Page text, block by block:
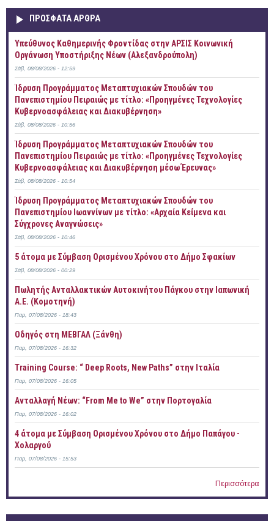
ΠΡOΣΦΑΤΑ AΡΘΡΑ
Yπεύθυνος Καθημερινής Φροντίδας στην ΑΡΣΙΣ Κοινωνική
Οργάνωση Υποστήριξης Νέων (Αλεξανδρούπολη)
Σάβ, 08/08/2026 - 12:59
Ίδρυση Προγράμματος Μεταπτυχιακών Σπουδών του
Πανεπιστημίου Πειραιώς με τίτλο: «Προηγμένες Τεχνολογίες
Κυβερνοασφάλειας και Διακυβέρνηση»
Σάβ, 08/08/2026 - 10:56
Ίδρυση Προγράμματος Μεταπτυχιακών Σπουδών του
Πανεπιστημίου Πειραιώς με τίτλο: «Προηγμένες Τεχνολογίες
Κυβερνοασφάλειας και Διακυβέρνηση μέσω Έρευνας»
Σάβ, 08/08/2026 - 10:54
Ίδρυση Προγράμματος Μεταπτυχιακών Σπουδών του
Πανεπιστημίου Ιωαννίνων με τίτλο: «Αρχαία Κείμενα και
Σύγχρονες Αναγνώσεις»
Σάβ, 08/08/2026 - 10:46
5 άτομα με Σύμβαση Ορισμένου Χρόνου στο Δήμο Σφακίων
Σάβ, 08/08/2026 - 00:29
Πωλητής Ανταλλακτικών Αυτοκινήτου Πάγκου στην Ιαπωνική
Α.Ε. (Κομοτηνή)
Παρ, 07/08/2026 - 18:43
Οδηγός στη ΜΕΒΓΑΛ (Ξάνθη)
Παρ, 07/08/2026 - 16:32
Training Course: “ Deep Roots, New Paths” στην Ιταλία
Παρ, 07/08/2026 - 16:05
Ανταλλαγή Νέων: “From Me to We” στην Πορτογαλία
Παρ, 07/08/2026 - 16:02
4 άτομα με Σύμβαση Ορισμένου Χρόνου στο Δήμο Παπάγου -
Χολαργού
Παρ, 07/08/2026 - 15:53
Περισσότερα